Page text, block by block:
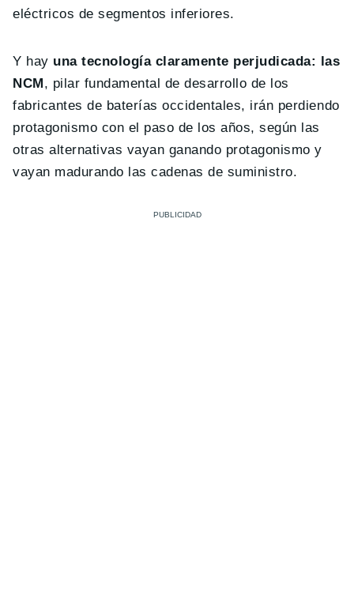
eléctricos de segmentos inferiores.
Y hay una tecnología claramente perjudicada: las
NCM, pilar fundamental de desarrollo de los
fabricantes de baterías occidentales, irán perdiendo
protagonismo con el paso de los años, según las
otras alternativas vayan ganando protagonismo y
vayan madurando las cadenas de suministro.